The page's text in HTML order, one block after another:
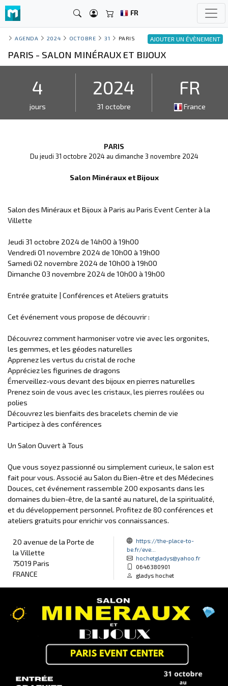
FR
AJOUTER UN ÉVÈNEMENT
AGENDA 2024 OCTOBRE 31 PARIS
PARIS - SALON MINÉRAUX ET BIJOUX
4
jours
2024
31 octobre
FR
France
PARIS
Du jeudi 31 octobre 2024 au dimanche 3 novembre 2024
Salon Minéraux et Bijoux
Salon des Minéraux et Bijoux à Paris au Paris Event Center à la
Villette
Jeudi 31 octobre 2024 de 14h00 à 19h00
Vendredi 01 novembre 2024 de 10h00 à 19h00
Samedi 02 novembre 2024 de 10h00 à 19h00
Dimanche 03 novembre 2024 de 10h00 à 19h00
Entrée gratuite | Conférences et Ateliers gratuits
Cet événement vous propose de découvrir :
Découvrez comment harmoniser votre vie avec les orgonites,
les gemmes, et les géodes naturelles
Apprenez les vertus du cristal de roche
Appréciez les figurines de dragons
Émerveillez-vous devant des bijoux en pierres naturelles
Prenez soin de vous avec les cristaux, les pierres roulées ou
polies
Découvrez les bienfaits des bracelets chemin de vie
Participez à des conférences
Un Salon Ouvert à Tous
Que vous soyez passionné ou simplement curieux, le salon est
fait pour vous. Associé au Salon du Bien-être et des Médecines
Douces, cet événement rassemble 200 exposants dans les
domaines du bien-être, de la santé au naturel, de la spiritualité,
et du développement personnel. Profitez de 80 conférences et
ateliers gratuits pour enrichir vos connaissances.
20 avenue de la Porte de
la Villette
75019 Paris
FRANCE
https://the-place-to-
be.fr/eve...
hochetgladys@yahoo.fr
0646380901
gladys hochet